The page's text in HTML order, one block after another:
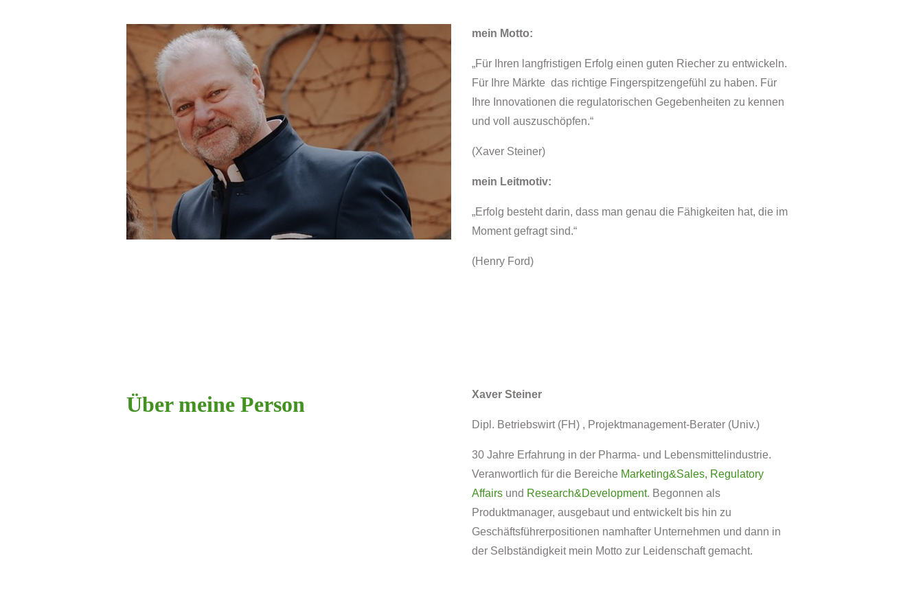
mein Motto:
„Für Ihren langfristigen Erfolg einen guten Riecher zu entwickeln.
Für Ihre Märkte das richtige Fingerspitzengefühl zu haben. Für
Ihre Innovationen die regulatorischen Gegebenheiten zu kennen
und voll auszuschöpfen.“
(Xaver Steiner)
mein Leitmotiv:
„Erfolg besteht darin, dass man genau die Fähigkeiten hat, die im
Moment gefragt sind.“
(Henry Ford)
Über meine Person Xaver Steiner
Dipl. Betriebswirt (FH) , Projektmanagement-Berater (Univ.)
30 Jahre Erfahrung in der Pharma- und Lebensmittelindustrie.
Veranwortlich für die Bereiche Marketing&Sales, Regulatory
Affairs und Research&Development. Begonnen als
Produktmanager, ausgebaut und entwickelt bis hin zu
Geschäftsführerpositionen namhafter Unternehmen und dann in
der Selbständigkeit mein Motto zur Leidenschaft gemacht.